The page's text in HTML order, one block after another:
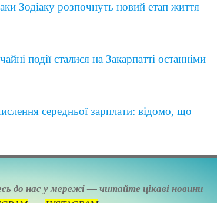
Зодіаку розпочнуть новий етап життя
події сталися на Закарпатті останніми
середньої зарплати: відомо, що
до нас у мережі — читайте цікаві новини